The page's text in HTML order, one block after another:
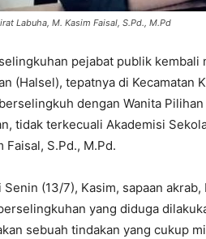
Labuha, M. Kasim Faisal, S.Pd., M.Pd
pejabat publik
(Halsel), tepatnya di Kecamatan
dengan Wanita
tidak terkecuali Akademisi
Faisal, S.Pd., M.Pd.
Senin (13/7), Kasim, sapaan
yang diduga
sebuah tindakan yang cukup